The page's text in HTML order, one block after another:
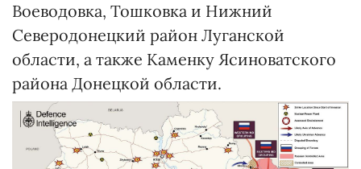
Воеводовка, Тошковка и Нижний
Северодонецкий район Луганской
области, а также Каменку Ясиноватского
района Донецкой области.